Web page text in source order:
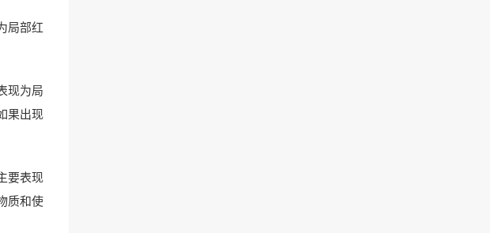
局部红
现为局
果出现
要表现
质和使